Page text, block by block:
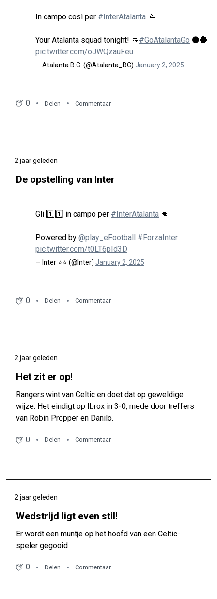
In campo così per #InterAtalanta 📝
Your Atalanta squad tonight! 👊 #GoAtalantaGo ⚫🔵
pic.twitter.com/oJWQzauFeu
— Atalanta B.C. (@Atalanta_BC) January 2, 2025
0 Delen Commentaar
2 jaar geleden
De opstelling van Inter
Gli 1️⃣1️⃣ in campo per #InterAtalanta 👊
Powered by @play_eFootball #ForzaInter
pic.twitter.com/t0LT6pId3D
— Inter ⭐⭐ (@Inter) January 2, 2025
0 Delen Commentaar
2 jaar geleden
Het zit er op!
Rangers wint van Celtic en doet dat op geweldige
wijze. Het eindigt op Ibrox in 3-0, mede door treffers
van Robin Pröpper en Danilo.
0 Delen Commentaar
2 jaar geleden
Wedstrijd ligt even stil!
Er wordt een muntje op het hoofd van een Celtic-
speler gegooid
0 Delen Commentaar